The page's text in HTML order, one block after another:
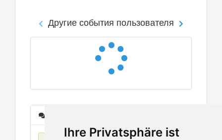
Ihre Privatsphäre ist
Другие события пользователя